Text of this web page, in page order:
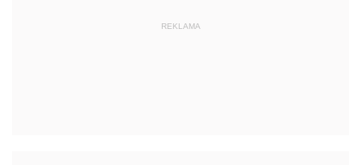
REKLAMA